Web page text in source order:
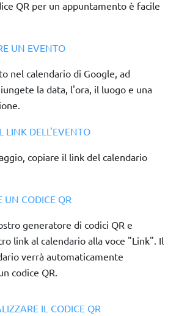
QR per un appuntamento è facile
UN EVENTO
nel calendario di Google, ad
la data, l'ora, il luogo e una
LINK DELL'EVENTO
copiare il link del calendario
UN CODICE QR
generatore di codici QR e
link al calendario alla voce "Link". Il
verrà automaticamente
codice QR.
IL CODICE QR